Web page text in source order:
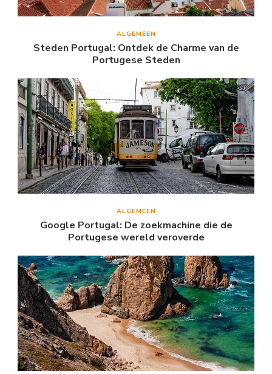
ALGEMEEN
Steden Portugal: Ontdek de Charme van de
Portugese Steden
ALGEMEEN
Google Portugal: De zoekmachine die de
Portugese wereld veroverde